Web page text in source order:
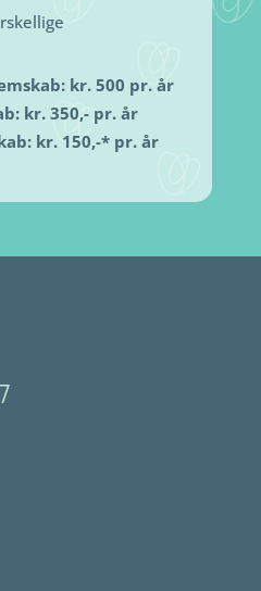
kr. 500 pr. år
kr. 350,- pr. år
kr. 150,-* pr. år